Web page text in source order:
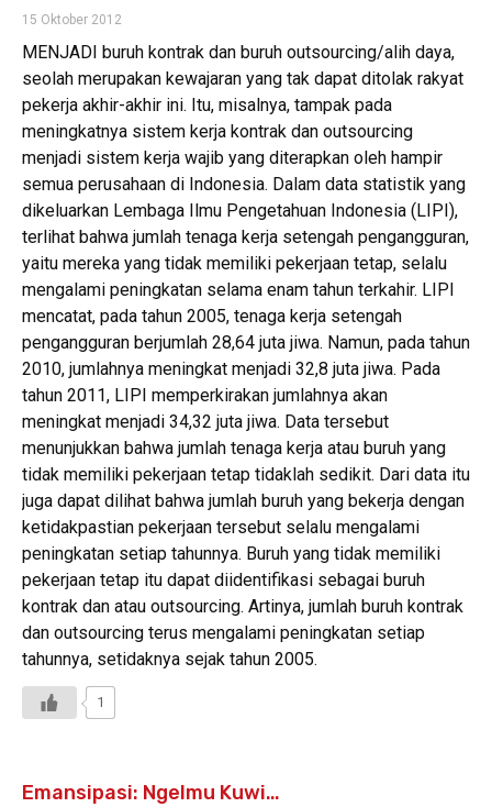
15 Oktober 2012
MENJADI buruh kontrak dan buruh outsourcing/alih daya,
seolah merupakan kewajaran yang tak dapat ditolak rakyat
pekerja akhir-akhir ini. Itu, misalnya, tampak pada
meningkatnya sistem kerja kontrak dan outsourcing
menjadi sistem kerja wajib yang diterapkan oleh hampir
semua perusahaan di Indonesia. Dalam data statistik yang
dikeluarkan Lembaga Ilmu Pengetahuan Indonesia (LIPI),
terlihat bahwa jumlah tenaga kerja setengah pengangguran,
yaitu mereka yang tidak memiliki pekerjaan tetap, selalu
mengalami peningkatan selama enam tahun terkahir. LIPI
mencatat, pada tahun 2005, tenaga kerja setengah
pengangguran berjumlah 28,64 juta jiwa. Namun, pada tahun
2010, jumlahnya meningkat menjadi 32,8 juta jiwa. Pada
tahun 2011, LIPI memperkirakan jumlahnya akan
meningkat menjadi 34,32 juta jiwa. Data tersebut
menunjukkan bahwa jumlah tenaga kerja atau buruh yang
tidak memiliki pekerjaan tetap tidaklah sedikit. Dari data itu
juga dapat dilihat bahwa jumlah buruh yang bekerja dengan
ketidakpastian pekerjaan tersebut selalu mengalami
peningkatan setiap tahunnya. Buruh yang tidak memiliki
pekerjaan tetap itu dapat diidentifikasi sebagai buruh
kontrak dan atau outsourcing. Artinya, jumlah buruh kontrak
dan outsourcing terus mengalami peningkatan setiap
tahunnya, setidaknya sejak tahun 2005.
1
Emansipasi: Ngelmu Kuwi…